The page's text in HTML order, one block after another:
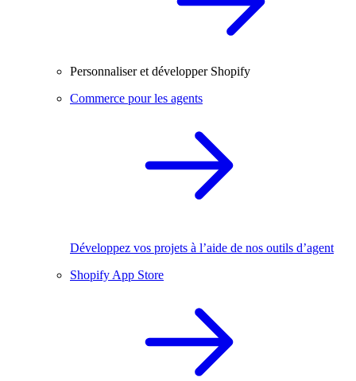
Personnaliser et développer Shopify
Commerce pour les agents
Développez vos projets à l’aide de nos outils d’agent
Shopify App Store